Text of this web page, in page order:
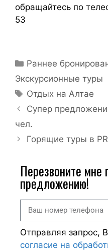
обращайтесь по
53
Раннее
Экскурсионные туры
Отдых на Алтае
Супер
чел.
Горящие туры в
Перезвоните мне
предложению!
Отправляя запрос,
согласие на